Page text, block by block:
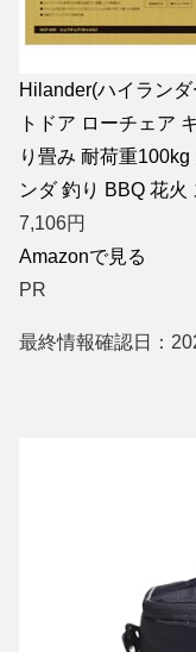
Hilander(ハイラン
トドア ローチェア
り畳み 耐荷重
ンダ 釣り BBQ 花火
7,106円
Amazonで見る
PR
最終情報確認日：